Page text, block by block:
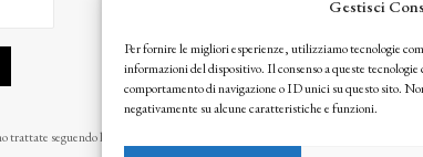
Gestisci
Per fornire le migliori esperienze, utilizziamo tecnologie
informazioni del dispositivo. Il consenso a queste
comportamento di navigazione o ID unici su questo sito.
negativamente su alcune caratteristiche e funzioni.
seguendo la nostra